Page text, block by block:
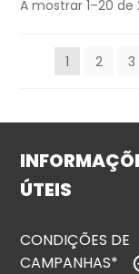
A mostrar 1–20
1 2 3
ÚTEIS
CONDIÇÕES DE
CAMPANHAS*